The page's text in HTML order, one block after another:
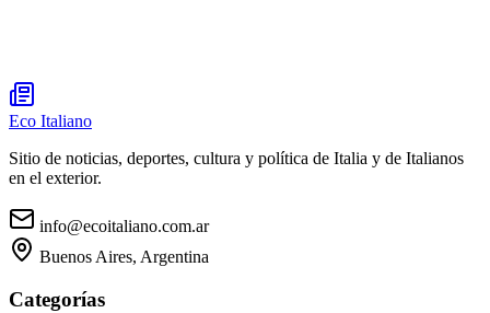
Eco Italiano
Sitio de noticias, deportes, cultura y política de Italia y de Italianos
en el exterior.
info@ecoitaliano.com.ar
Buenos Aires, Argentina
Categorías